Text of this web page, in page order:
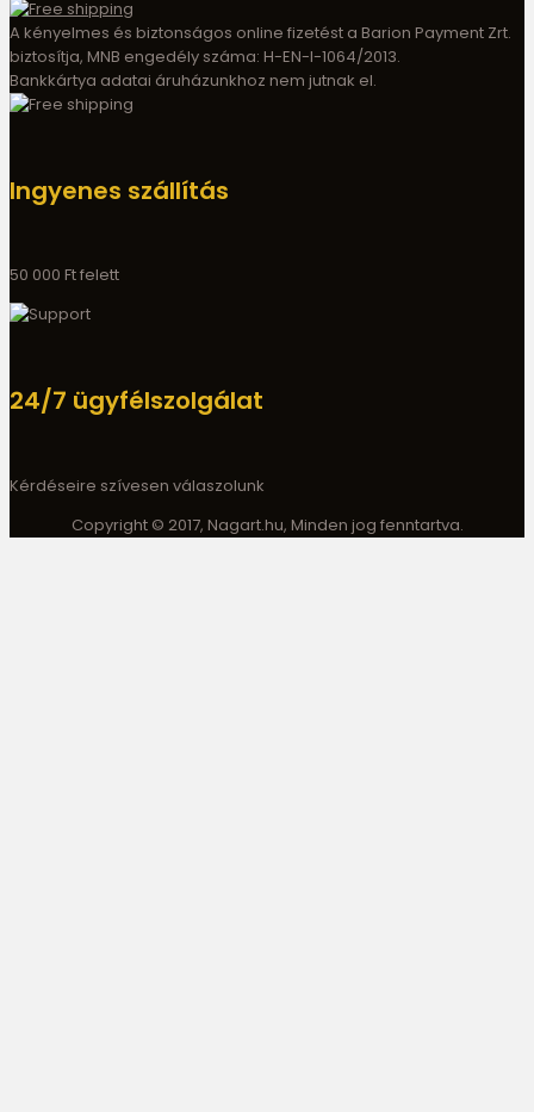
A kényelmes és biztonságos online fizetést a Barion Payment Zrt.
biztosítja, MNB engedély száma: H-EN-I-1064/2013.
Bankkártya adatai áruházunkhoz nem jutnak el.
Ingyenes szállítás
50 000 Ft felett
24/7 ügyfélszolgálat
Kérdéseire szívesen válaszolunk
Copyright © 2017, Nagart.hu, Minden jog fenntartva.